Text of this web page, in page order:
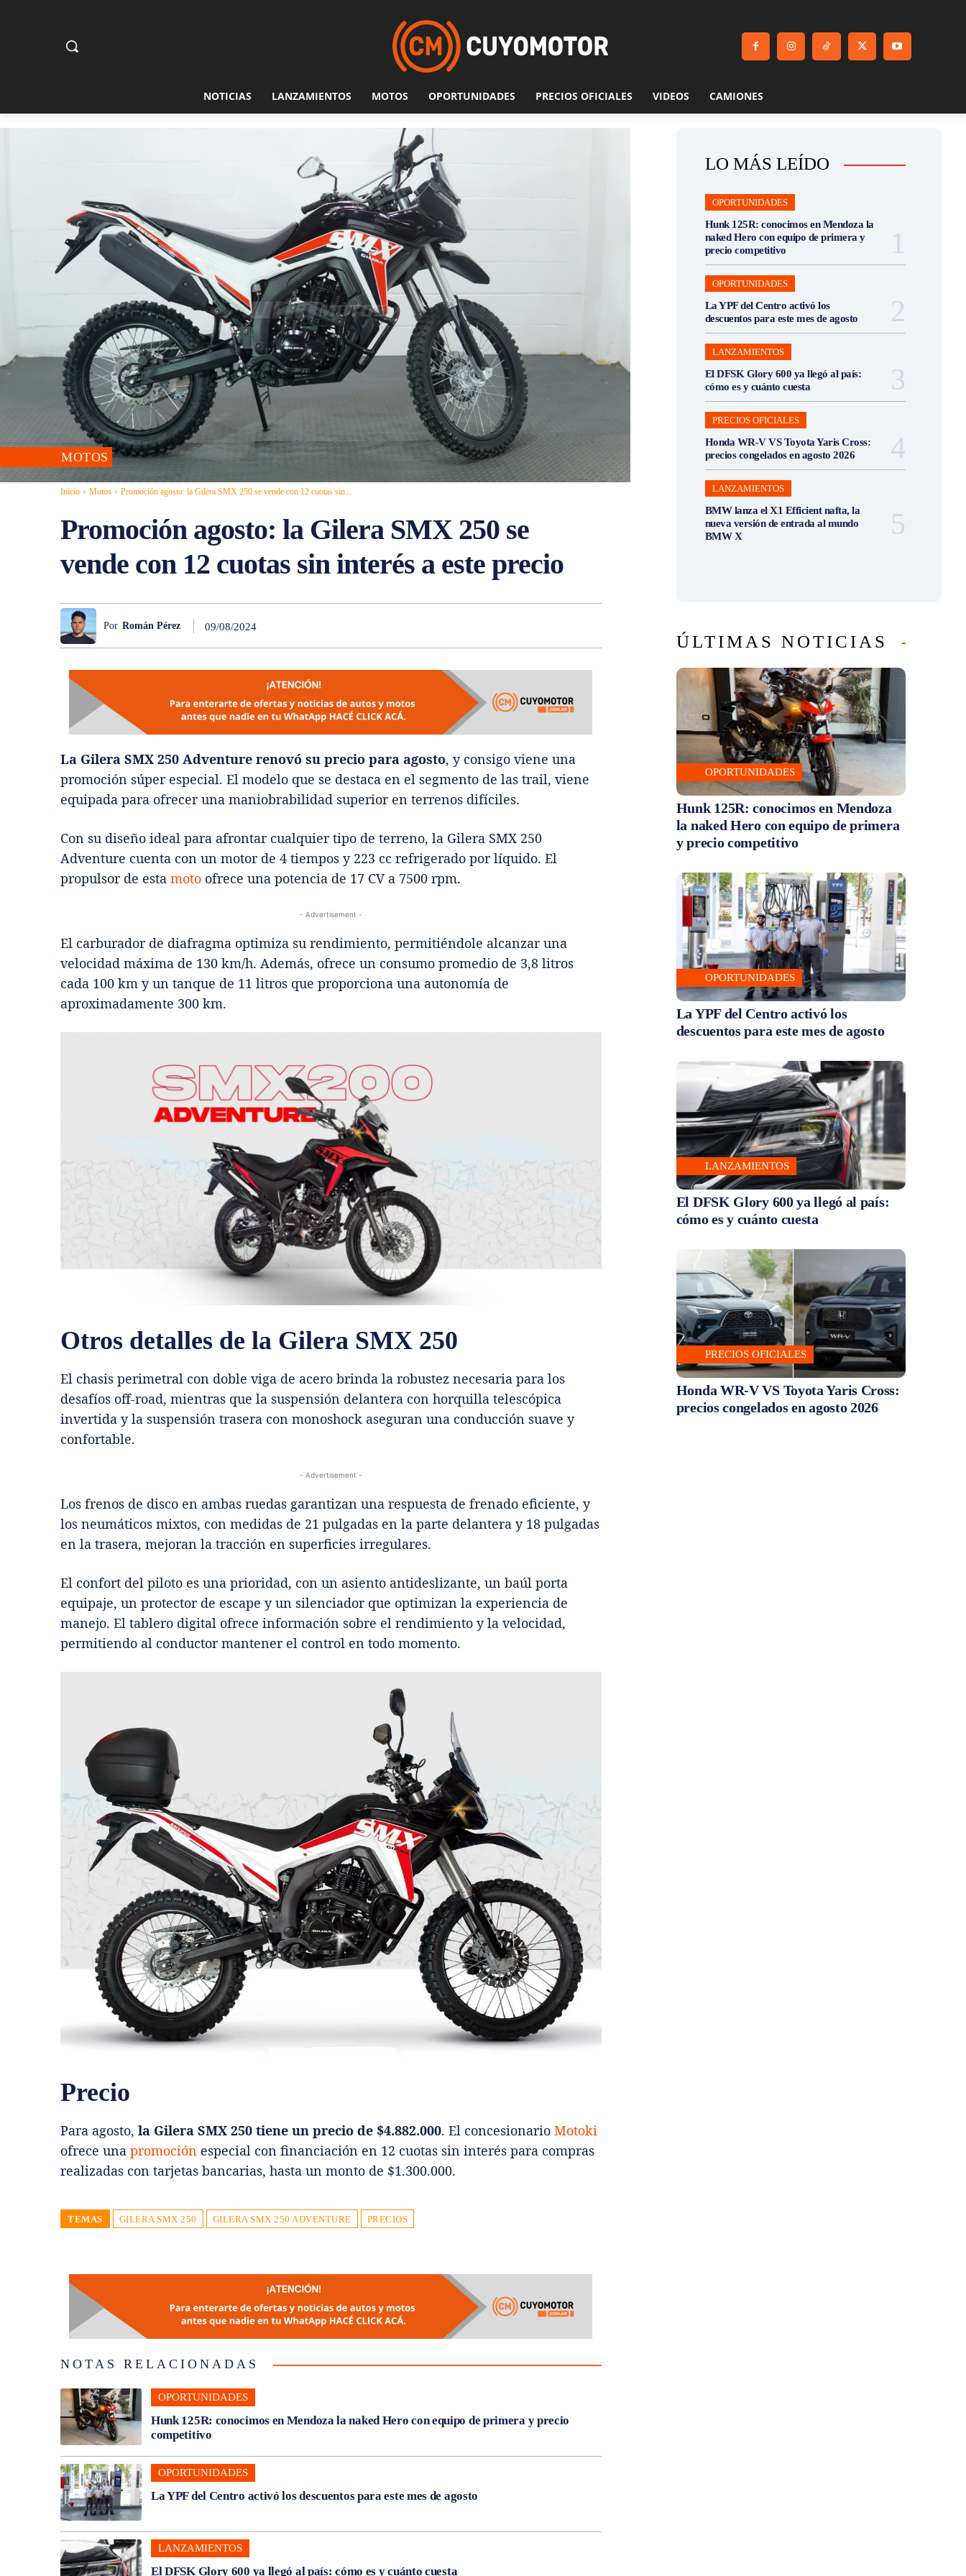
NOTICIAS LANZAMIENTOS MOTOS OPORTUNIDADES PRECIOS OFICIALES VIDEOS CAMIONES
MOTOS
Inicio Motos Promoción agosto: la Gilera SMX 250 se vende con 12 cuotas sin...
Promoción agosto: la Gilera SMX 250 se
vende con 12 cuotas sin interés a este precio
Por Román Pérez 09/08/2024
La Gilera SMX 250 Adventure renovó su precio para agosto, y consigo viene una
promoción súper especial. El modelo que se destaca en el segmento de las trail, viene
equipada para ofrecer una maniobrabilidad superior en terrenos difíciles.
Con su diseño ideal para afrontar cualquier tipo de terreno, la Gilera SMX 250
Adventure cuenta con un motor de 4 tiempos y 223 cc refrigerado por líquido. El
propulsor de esta moto ofrece una potencia de 17 CV a 7500 rpm.
- Advertisement -
El carburador de diafragma optimiza su rendimiento, permitiéndole alcanzar una
velocidad máxima de 130 km/h. Además, ofrece un consumo promedio de 3,8 litros
cada 100 km y un tanque de 11 litros que proporciona una autonomía de
aproximadamente 300 km.
Otros detalles de la Gilera SMX 250
El chasis perimetral con doble viga de acero brinda la robustez necesaria para los
desafíos off-road, mientras que la suspensión delantera con horquilla telescópica
invertida y la suspensión trasera con monoshock aseguran una conducción suave y
confortable.
- Advertisement -
Los frenos de disco en ambas ruedas garantizan una respuesta de frenado eficiente, y
los neumáticos mixtos, con medidas de 21 pulgadas en la parte delantera y 18 pulgadas
en la trasera, mejoran la tracción en superficies irregulares.
El confort del piloto es una prioridad, con un asiento antideslizante, un baúl porta
equipaje, un protector de escape y un silenciador que optimizan la experiencia de
manejo. El tablero digital ofrece información sobre el rendimiento y la velocidad,
permitiendo al conductor mantener el control en todo momento.
Precio
Para agosto, la Gilera SMX 250 tiene un precio de $4.882.000. El concesionario Motoki
ofrece una promoción especial con financiación en 12 cuotas sin interés para compras
realizadas con tarjetas bancarias, hasta un monto de $1.300.000.
TEMAS GILERA SMX 250 GILERA SMX 250 ADVENTURE PRECIOS
NOTAS RELACIONADAS
OPORTUNIDADES
Hunk 125R: conocimos en Mendoza la naked Hero con equipo de primera y precio
competitivo
OPORTUNIDADES
La YPF del Centro activó los descuentos para este mes de agosto
LANZAMIENTOS
El DFSK Glory 600 ya llegó al país: cómo es y cuánto cuesta
LO MÁS LEÍDO
OPORTUNIDADES
Hunk 125R: conocimos en Mendoza la
naked Hero con equipo de primera y
precio competitivo
OPORTUNIDADES
La YPF del Centro activó los
descuentos para este mes de agosto
LANZAMIENTOS
El DFSK Glory 600 ya llegó al país:
cómo es y cuánto cuesta
PRECIOS OFICIALES
Honda WR-V VS Toyota Yaris Cross:
precios congelados en agosto 2026
LANZAMIENTOS
BMW lanza el X1 Efficient nafta, la
nueva versión de entrada al mundo
BMW X
ÚLTIMAS NOTICIAS
OPORTUNIDADES
Hunk 125R: conocimos en Mendoza
la naked Hero con equipo de primera
y precio competitivo
OPORTUNIDADES
La YPF del Centro activó los
descuentos para este mes de agosto
LANZAMIENTOS
El DFSK Glory 600 ya llegó al país:
cómo es y cuánto cuesta
PRECIOS OFICIALES
Honda WR-V VS Toyota Yaris Cross:
precios congelados en agosto 2026